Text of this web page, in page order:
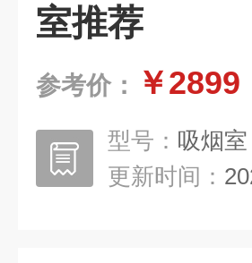
室推荐
参考价： ￥2899
型号： 吸烟室
更新时间：